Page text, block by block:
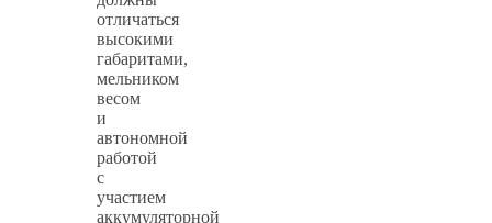
отличаться
высокими
габаритами,
мельником
весом
и
автономной
работой
с
участием
аккумуляторной